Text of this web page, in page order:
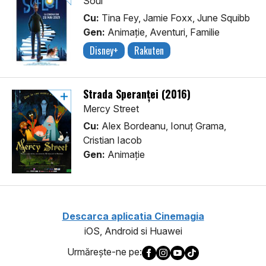
Cu: Tina Fey, Jamie Foxx, June Squibb
Gen: Animaţie, Aventuri, Familie
Disney+ Rakuten
Strada Speranţei (2016)
Mercy Street
Cu: Alex Bordeanu, Ionuț Grama,
Cristian Iacob
Gen: Animaţie
Descarca aplicatia Cinemagia
iOS, Android si Huawei
Urmăreşte-ne pe: